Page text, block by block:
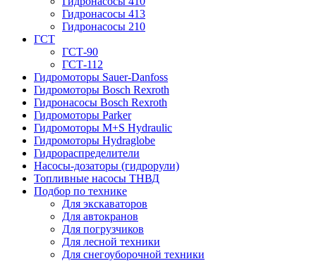
Гидронасосы 413
Гидронасосы 210
ГСТ
ГСТ-90
ГСТ-112
Гидромоторы Sauer-Danfoss
Гидромоторы Bosch Rexroth
Гидронасосы Bosch Rexroth
Гидромоторы Parker
Гидромоторы M+S Hydraulic
Гидромоторы Hydraglobe
Гидрораспределители
Насосы-дозаторы (гидрорули)
Топливные насосы ТНВД
Подбор по технике
Для экскаваторов
Для автокранов
Для погрузчиков
Для лесной техники
Для снегоуборочной техники